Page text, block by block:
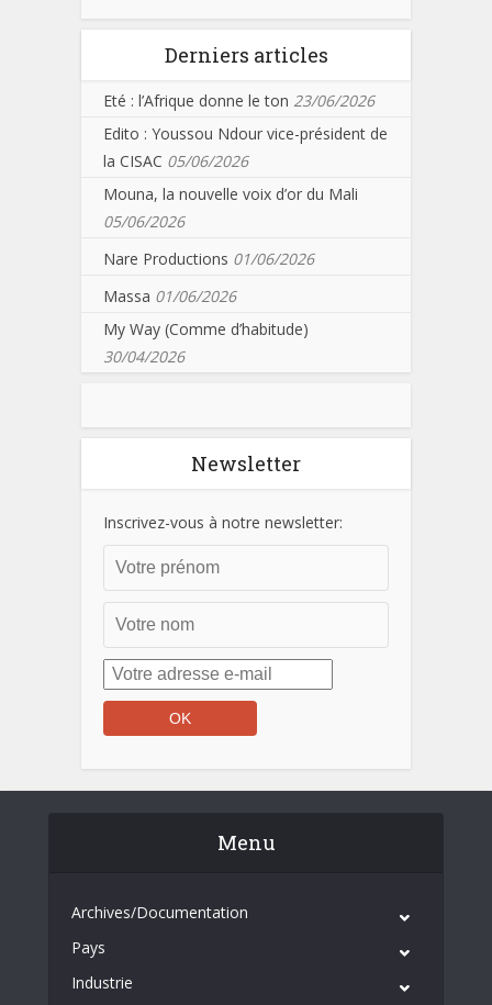
Derniers articles
Eté : l’Afrique donne le ton 23/06/2026
Edito : Youssou Ndour vice-président de
la CISAC 05/06/2026
Mouna, la nouvelle voix d’or du Mali
05/06/2026
Nare Productions 01/06/2026
Massa 01/06/2026
My Way (Comme d’habitude)
30/04/2026
Newsletter
Inscrivez-vous à notre newsletter:
Menu
Archives/Documentation
Pays
Industrie